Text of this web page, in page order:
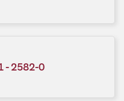
- 2582-0